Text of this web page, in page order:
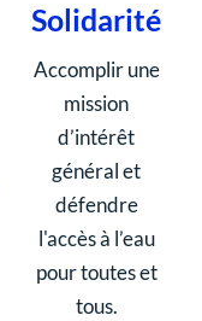
Solidarité
Accomplir une
mission
d’intérêt
général et
défendre
l'accès à l’eau
pour toutes et
tous.